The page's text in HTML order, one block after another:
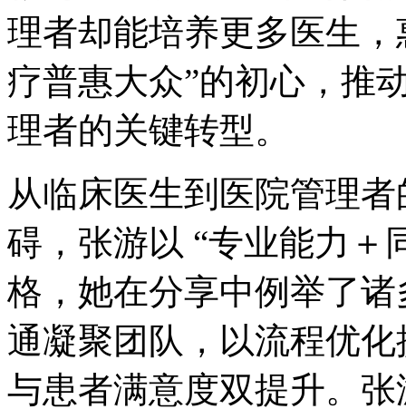
理者却能培养更多医生
疗普惠大众”的初心，推
理者的关键转型。
从临床医生到医院管理
碍，张游以 “专业能力＋
格，她在分享中例举了
通凝聚团队，以流程优
与患者满意度双提升。